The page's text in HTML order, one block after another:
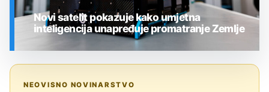
Novi satelit pokazuje kako umjetna
inteligencija unapređuje promatranje Zemlje
NEOVISNO NOVINARSTVO